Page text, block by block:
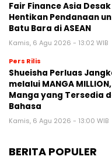
Fair Finance Asia
Hentikan Pendanaan
Batu Bara di ASEAN
Kamis, 6 Agu 2026 - 13:02 WIB
Pers Rilis
Shueisha Perluas
melalui MANGA
Manga yang Tersedia
Bahasa
Kamis, 6 Agu 2026 - 13:00 WIB
BERITA POPULER